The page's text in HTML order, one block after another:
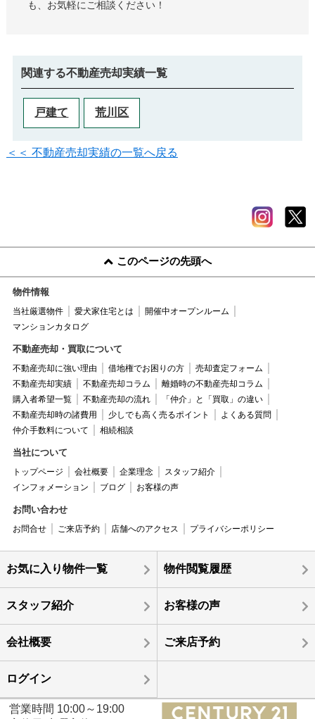
も、お気軽にご相談ください！
関連する不動産売却実績一覧
戸建て 荒川区
＜＜ 不動産売却実績の一覧へ戻る
このページの先頭へ
物件情報
当社厳選物件 愛犬家住宅とは
開催中オープンルーム
マンションカタログ
不動産売却・買取について
不動産売却に強い理由 借地権でお困りの方
売却査定フォーム
不動産売却実績
不動産売却コラム
離婚時の不動産売却コラム
購入者希望一覧
不動産売却の流れ
「仲介」と「買取」の違い
不動産売却時の諸費用
少しでも高く売るポイント
よくある質問
仲介手数料について
相続相談
当社について
トップページ 会社概要 企業理念
スタッフ紹介
インフォメーション
ブログ お客様の声
お問い合わせ
お問合せ ご来店予約 店舗へのアクセス プライバシーポリシー
お気に入り物件一覧 物件閲覧履歴
スタッフ紹介 お客様の声
会社概要 ご来店予約
ログイン
営業時間 10:00～19:00